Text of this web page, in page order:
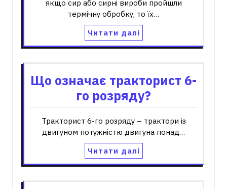
якщо сир або сирні вироби пройшли
термічну обробку, то їх…
Читати далі
Що означає тракторист 6-
го розряду?
Тракторист 6-го розряду – трактори із
двигуном потужністю двигуна понад…
Читати далі